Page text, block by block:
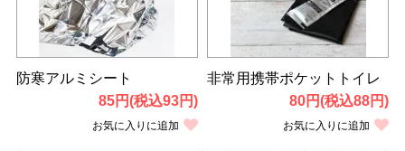
防寒アルミシート
85円(税込93円)
お気に入りに追加
非常用携帯ポケットトイレ
80円(税込88円)
お気に入りに追加